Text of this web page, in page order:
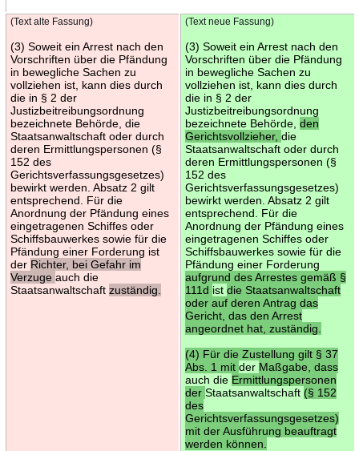
(Text alte Fassung)
(3) Soweit ein Arrest nach den
Vorschriften über die Pfändung
in bewegliche Sachen zu
vollziehen ist, kann dies durch
die in § 2 der
Justizbeitreibungsordnung
bezeichnete Behörde, die
Staatsanwaltschaft oder durch
deren Ermittlungspersonen (§
152 des
Gerichtsverfassungsgesetzes)
bewirkt werden. Absatz 2 gilt
entsprechend. Für die
Anordnung der Pfändung eines
eingetragenen Schiffes oder
Schiffsbauwerkes sowie für die
Pfändung einer Forderung ist
der Richter, bei Gefahr im
Verzuge auch die
Staatsanwaltschaft zuständig.
(Text neue Fassung)
(3) Soweit ein Arrest nach den
Vorschriften über die Pfändung
in bewegliche Sachen zu
vollziehen ist, kann dies durch
die in § 2 der
Justizbeitreibungsordnung
bezeichnete Behörde, den
Gerichtsvollzieher, die
Staatsanwaltschaft oder durch
deren Ermittlungspersonen (§
152 des
Gerichtsverfassungsgesetzes)
bewirkt werden. Absatz 2 gilt
entsprechend. Für die
Anordnung der Pfändung eines
eingetragenen Schiffes oder
Schiffsbauwerkes sowie für die
Pfändung einer Forderung
aufgrund des Arrestes gemäß §
111d ist die Staatsanwaltschaft
oder auf deren Antrag das
Gericht, das den Arrest
angeordnet hat, zuständig.
(4) Für die Zustellung gilt § 37
Abs. 1 mit der Maßgabe, dass
auch die Ermittlungspersonen
der Staatsanwaltschaft (§ 152
des
Gerichtsverfassungsgesetzes)
mit der Ausführung beauftragt
werden können.